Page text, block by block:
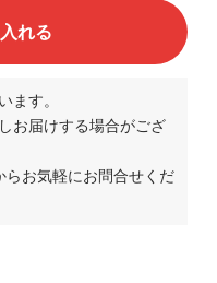
れる
ます。
お届けする場合がござ
らお気軽にお問合せくだ